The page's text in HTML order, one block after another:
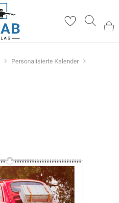
Personalisierte Kalender